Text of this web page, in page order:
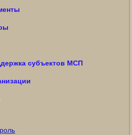
субъектов МСП